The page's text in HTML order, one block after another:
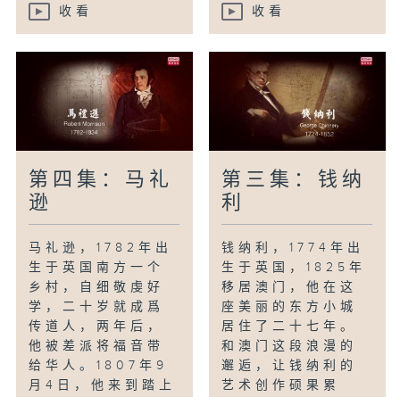
收看 收看
第四集：马礼
逊
马礼逊，1782年出
生于英国南方一个
乡村，自细敬虔好
学，二十岁就成爲
传道人，两年后，
他被差派将福音带
给华人。1807年9
月4日，他来到踏上
第三集：钱纳
利
钱纳利，1774年出
生于英国，1825年
移居澳门，他在这
座美丽的东方小城
居住了二十七年。
和澳门这段浪漫的
邂逅，让钱纳利的
艺术创作硕果累